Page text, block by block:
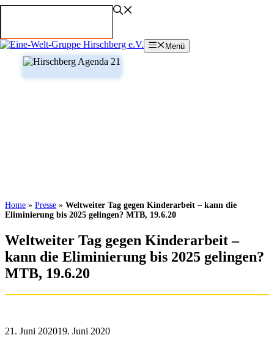
Zum
Menü
Home » Presse » Weltweiter Tag gegen Kinderarbeit – kann die
Eliminierung bis 2025 gelingen? MTB, 19.6.20
Weltweiter Tag gegen Kinderarbeit –
kann die Eliminierung bis 2025 gelingen?
MTB, 19.6.20
21. Juni 202019. Juni 2020